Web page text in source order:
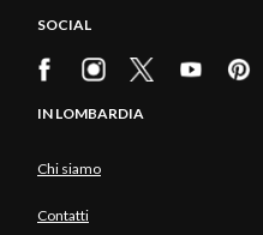
SOCIAL
IN LOMBARDIA
Chi siamo
Contatti